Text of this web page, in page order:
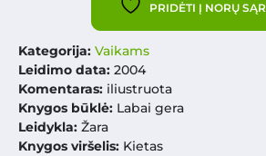
PRIDĖTI Į NORŲ
Kategorija: Vaikams
Leidimo data: 2004
Komentaras: iliustruota
Knygos būklė: Labai gera
Leidykla: Žara
Knygos viršelis: Kietas